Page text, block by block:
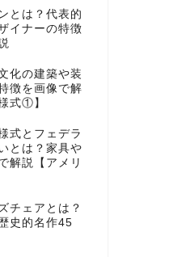
とは？代表的
イナーの特徴
化の建築や装
徴を画像で解
式①】
式とフェデラ
とは？家具や
解説【アメリ
チェアとは？
史的名作45